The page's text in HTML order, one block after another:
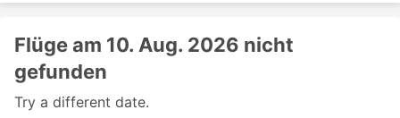
Flüge am 10. Aug. 2026 nicht
gefunden
Try a different date.